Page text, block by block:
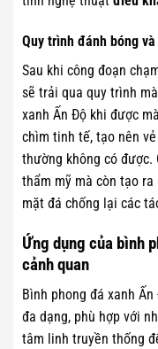
Quy trình đánh bóng
Sau khi công đoạn
sẽ trải qua quy trình
xanh Ấn Độ khi được
chìm tinh tế, tạo nên
thường không có được.
thẩm mỹ mà còn tạo
mặt đá chống lại các
Ứng dụng của bình
cảnh quan
Bình phong đá xanh
đa dạng, phù hợp với
tâm linh truyền thống